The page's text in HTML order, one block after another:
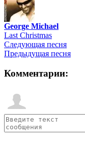
George Michael
Last Christmas
Следующая песня
Предыдущая песня
Комментарии: